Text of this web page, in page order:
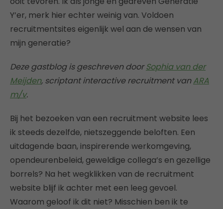
Y’er, merk hier echter weinig van. Voldoen
recruitmentsites eigenlijk wel aan de wensen van
mijn generatie?
Deze gastblog is geschreven doorSophia van der
Meijden, scriptant interactive recruitment vanARA
m/v.
Bij het bezoeken van een recruitment website lees
ik steeds dezelfde, nietszeggende beloften. Een
uitdagende baan, inspirerende werkomgeving,
opendeurenbeleid, geweldige collega’s en gezellige
borrels? Na het wegklikken van de recruitment
website blijf ik achter met een leeg gevoel.
Waarom geloof ik dit niet? Misschien ben ik te